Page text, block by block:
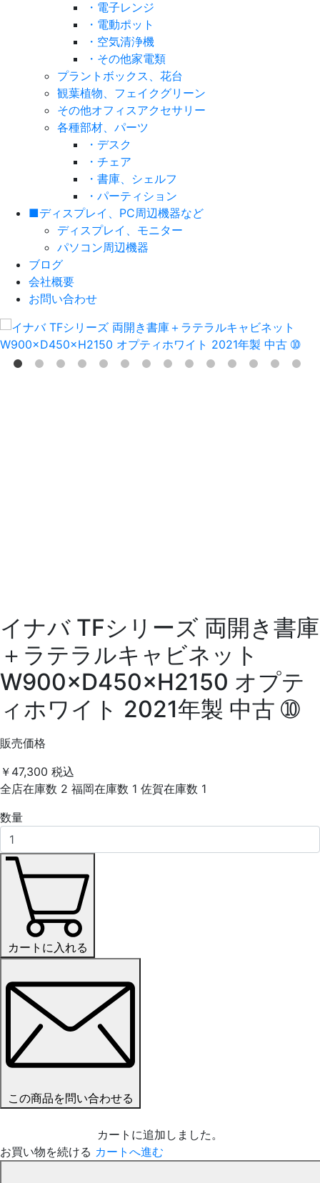
・電子レンジ
・電動ポット
・空気清浄機
・その他家電類
プラントボックス、花台
観葉植物、フェイクグリーン
その他オフィスアクセサリー
各種部材、パーツ
・デスク
・チェア
・書庫、シェルフ
・パーティション
■ディスプレイ、PC周辺機器など
ディスプレイ、モニター
パソコン周辺機器
ブログ
会社概要
お問い合わせ
イナバ TFシリーズ 両開き書庫
＋ラテラルキャビネット
W900×D450×H2150 オプテ
ィホワイト 2021年製 中古 ➉
販売価格
￥47,300 税込
全店在庫数 2 福岡在庫数 1 佐賀在庫数 1
数量
カートに入れる
この商品を問い合わせる
カートに追加しました。
お買い物を続ける カートへ進む